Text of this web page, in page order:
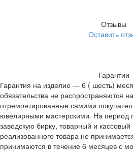
Отзывы
Оставить
Гарантии
Гарантия на изделие — 6 ( шесть)
обязательства не распространяются
отремонтированные самими
ювелирными мастерскими. На период
заводскую бирку, товарный и кассовый
реализованного товара не
принимаются в течение 6 месяцев с